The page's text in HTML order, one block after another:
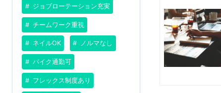
ジョブローテーション充実
チームワーク重視
ネイルOK ノルマなし
バイク通勤可
フレックス制度あり